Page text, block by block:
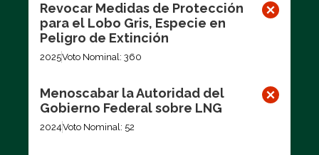
Revocar Medidas de Protección
para el Lobo Gris, Especie en
Peligro de Extinción
2025Voto Nominal: 360
Menoscabar la Autoridad del
Gobierno Federal sobre LNG
2024Voto Nominal: 52